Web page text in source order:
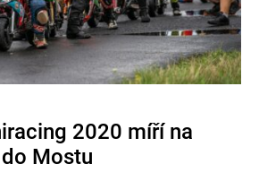
2020 míří na
Mostu